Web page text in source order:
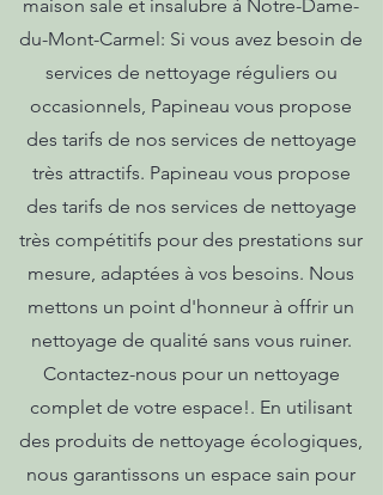
maison sale et insalubre à Notre-Dame-
du-Mont-Carmel: Si vous avez besoin de
services de nettoyage réguliers ou
occasionnels, Papineau vous propose
des tarifs de nos services de nettoyage
très attractifs. Papineau vous propose
des tarifs de nos services de nettoyage
très compétitifs pour des prestations sur
mesure, adaptées à vos besoins. Nous
mettons un point d'honneur à offrir un
nettoyage de qualité sans vous ruiner.
Contactez-nous pour un nettoyage
complet de votre espace!. En utilisant
des produits de nettoyage écologiques,
nous garantissons un espace sain pour